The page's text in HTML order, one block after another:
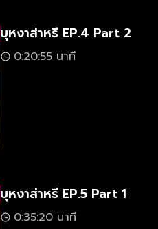
บุหงาส่าหรี EP.4 Part 2
0:20:55 นาที
บุหงาส่าหรี EP.5 Part 1
0:35:20 นาที